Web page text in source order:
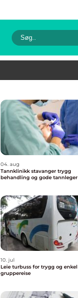
04. aug
Tannklinikk stavanger trygg
behandling og gode tannleger
10. jul
Leie turbuss for trygg og enkel
gruppereise